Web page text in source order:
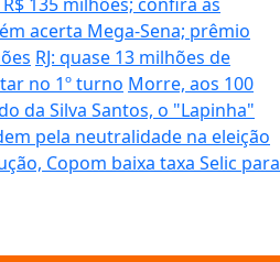
acerta Mega-Sena; prêmio
RJ: quase 13 milhões de
no 1º turno Morre, aos 100
da Silva Santos, o "Lapinha"
pela neutralidade na eleição
Copom baixa taxa Selic para